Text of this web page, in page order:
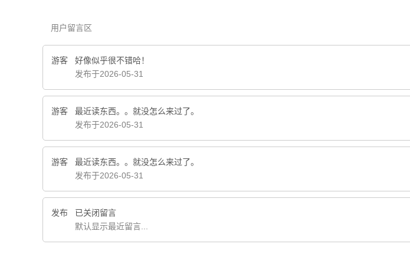
用户留言区
游客
好像似乎很不错哈！
发布于2026-05-31
游客
最近读东西。。就没怎么来过了。
发布于2026-05-31
游客
最近读东西。。就没怎么来过了。
发布于2026-05-31
发布
已关闭留言
默认显示最近留言...